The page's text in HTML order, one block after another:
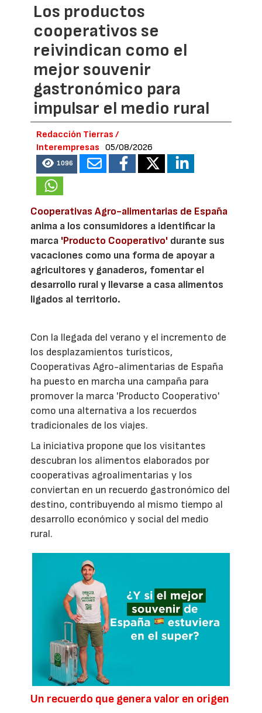
Los productos
cooperativos se
reivindican como el
mejor souvenir
gastronómico para
impulsar el medio rural
Redacción Tierras /
Interempresas
05/08/2026
1096
Cooperativas Agro-alimentarias de España
anima a los consumidores a identificar la
marca 'Producto Cooperativo' durante sus
vacaciones como una forma de apoyar a
agricultores y ganaderos, fomentar el
desarrollo rural y llevarse a casa alimentos
ligados al territorio.
Con la llegada del verano y el incremento de
los desplazamientos turísticos,
Cooperativas Agro-alimentarias de España
ha puesto en marcha una campaña para
promover la marca 'Producto Cooperativo'
como una alternativa a los recuerdos
tradicionales de los viajes.
La iniciativa propone que los visitantes
descubran los alimentos elaborados por
cooperativas agroalimentarias y los
conviertan en un recuerdo gastronómico del
destino, contribuyendo al mismo tiempo al
desarrollo económico y social del medio
rural.
Un recuerdo que genera valor en origen